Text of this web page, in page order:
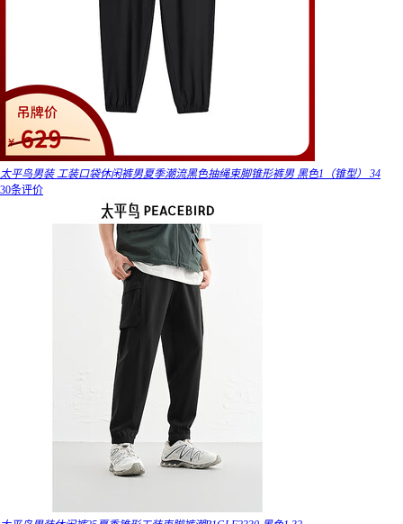
太平鸟男装 工装口袋休闲裤男夏季潮流黑色抽绳束脚锥形裤男 黑色1（锥型） 34
30条评价